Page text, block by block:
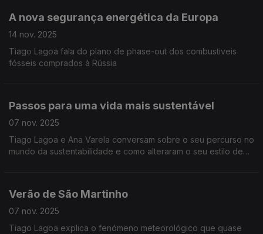
A nova segurança energética da Europa
14 nov. 2025
Tiago Lagoa fala do plano de phase-out dos combustiveis
fósseis comprados à Rússia
Passos para uma vida mais sustentável
07 nov. 2025
Tiago Lagoa e Ana Varela conversam sobre o seu percurso no
mundo da sustentabilidade e como alteraram o seu estilo de
Verão de São Martinho
07 nov. 2025
Tiago Lagoa explica o fenómeno meteorológico que quase